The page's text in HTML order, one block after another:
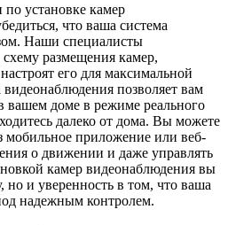
по установке камер
что ваша система
Наши специалисты
размещения камер,
его для максимальной
позволяет вам
вашем доме в режиме реального
далеко от дома. Вы можете
мобильное приложение или веб-
о движении и даже управлять
камер видеонаблюдения вы
но и уверенность в том, что ваша
надежным контролем.